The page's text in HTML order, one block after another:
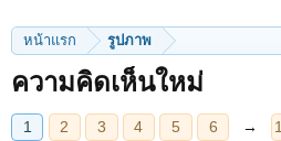
หน้าแรก รูปภาพ
ความคิดเห็นใหม่
2 3 4 5 6 →